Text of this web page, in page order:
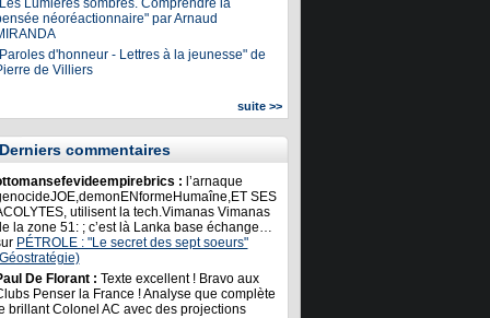
Lumières sombres. Comprendre la
néoréactionnaire" par Arnaud
d'honneur - Lettres à la jeunesse" de
de Villiers
suite >>
Derniers commentaires
: l’arnaque
SES
utilisent la tech.Vimanas Vimanas
la zone 51: ; c’est là Lanka base échange…
PÉTROLE : "Le secret des sept soeurs"
De Florant : Texte excellent ! Bravo aux
Penser la France ! Analyse que complète
brillant Colonel AC avec des projections